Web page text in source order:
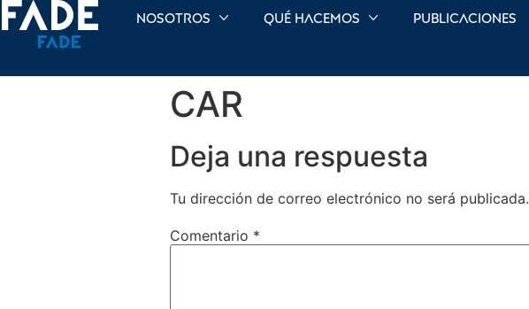
Nosotros Qué hacemos Publicaciones
CAR
Deja una respuesta
Tu dirección de correo electrónico no será publicada.
Comentario *